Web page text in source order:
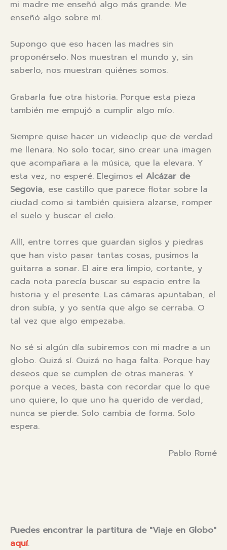
mi madre me enseñó algo más grande. Me
enseñó algo sobre mí.
Supongo que eso hacen las madres sin
proponérselo. Nos muestran el mundo y, sin
saberlo, nos muestran quiénes somos.
Grabarla fue otra historia. Porque esta pieza
también me empujó a cumplir algo mío.
Siempre quise hacer un videoclip que de verdad
me llenara. No solo tocar, sino crear una imagen
que acompañara a la música, que la elevara. Y
esta vez, no esperé. Elegimos el Alcázar de
Segovia, ese castillo que parece flotar sobre la
ciudad como si también quisiera alzarse, romper
el suelo y buscar el cielo.
Allí, entre torres que guardan siglos y piedras
que han visto pasar tantas cosas, pusimos la
guitarra a sonar. El aire era limpio, cortante, y
cada nota parecía buscar su espacio entre la
historia y el presente. Las cámaras apuntaban, el
dron subía, y yo sentía que algo se cerraba. O
tal vez que algo empezaba.
No sé si algún día subiremos con mi madre a un
globo. Quizá sí. Quizá no haga falta. Porque hay
deseos que se cumplen de otras maneras. Y
porque a veces, basta con recordar que lo que
uno quiere, lo que uno ha querido de verdad,
nunca se pierde. Solo cambia de forma. Solo
espera.
Pablo Romé
Puedes encontrar la partitura de "Viaje en Globo"
aquí.